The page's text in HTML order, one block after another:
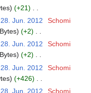
+21
Jun. 2012
Schomi
+2
Jun. 2012
Schomi
+2
Jun. 2012
Schomi
+426
Jun. 2012
Schomi